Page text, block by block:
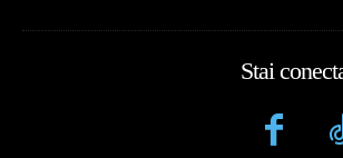
Stai